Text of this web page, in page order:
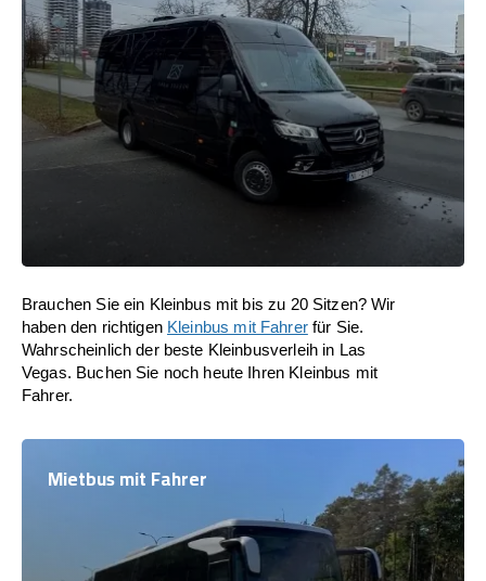
Brauchen Sie ein Kleinbus mit bis zu 20 Sitzen? Wir
haben den richtigen Kleinbus mit Fahrerfür Sie.
Wahrscheinlich der beste Kleinbusverleih in Las
Vegas. Buchen Sie noch heute Ihren Kleinbus mit
Fahrer.
Mietbus mit Fahrer